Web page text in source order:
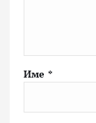
Име *